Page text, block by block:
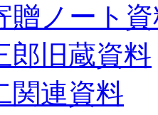
贈ノート
郎旧蔵資料
関連資料